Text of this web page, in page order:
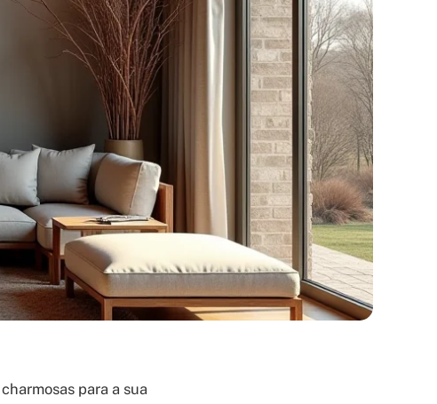
para a sua